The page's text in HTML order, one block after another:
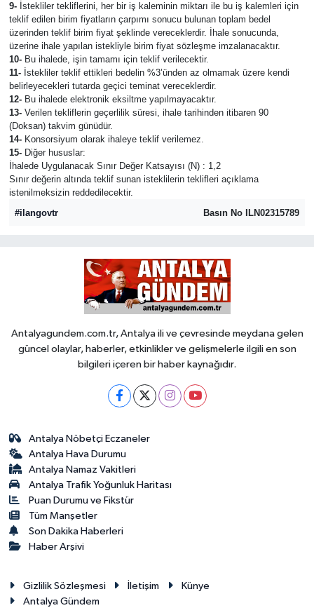
9-İstekliler tekliflerini, her bir iş kaleminin miktarı ile bu iş kalemleri için
teklif edilen birim fiyatların çarpımı sonucu bulunan toplam bedel
üzerinden teklif birim fiyat şeklinde vereceklerdir. İhale sonucunda,
üzerine ihale yapılan istekliyle birim fiyat sözleşme imzalanacaktır.
10-Bu ihalede, işin tamamı için teklif verilecektir.
11- İstekliler teklif ettikleri bedelin %3’ünden az olmamak üzere kendi
belirleyecekleri tutarda geçici teminat vereceklerdir.
12-Bu ihalede elektronik eksiltme yapılmayacaktır.
13-Verilen tekliflerin geçerlilik süresi, ihale tarihinden itibaren 90
(Doksan) takvim günüdür.
14- Konsorsiyum olarak ihaleye teklif verilemez.
15-Diğer hususlar:
İhalede Uygulanacak Sınır Değer Katsayısı (N) : 1,2
Sınır değerin altında teklif sunan isteklilerin teklifleri açıklama
istenilmeksizin reddedilecektir.
#ilangovtr
Basın No ILN02315789
Antalyagundem.com.tr, Antalya ili ve çevresinde meydana gelen
güncel olaylar, haberler, etkinlikler ve gelişmelerle ilgili en son
bilgileri içeren bir haber kaynağıdır.
Antalya Nöbetçi Eczaneler
Antalya Hava Durumu
Antalya Namaz Vakitleri
Antalya Trafik Yoğunluk Haritası
Puan Durumu ve Fikstür
Tüm Manşetler
Son Dakika Haberleri
Haber Arşivi
Gizlilik Sözleşmesi İletişim
Künye
Antalya Gündem